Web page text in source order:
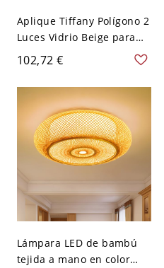
Aplique Tiffany Polígono 2
Luces Vidrio Beige para
Baño
102,72 €
Lámpara LED de bambú
tejida a mano en color